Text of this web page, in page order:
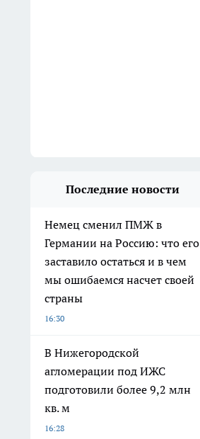
Последние новости
Немец сменил ПМЖ в
Германии на Россию: что его
заставило остаться и в чем
мы ошибаемся насчет своей
страны
16:30
В Нижегородской
агломерации под ИЖС
подготовили более 9,2 млн
кв. м
16:28